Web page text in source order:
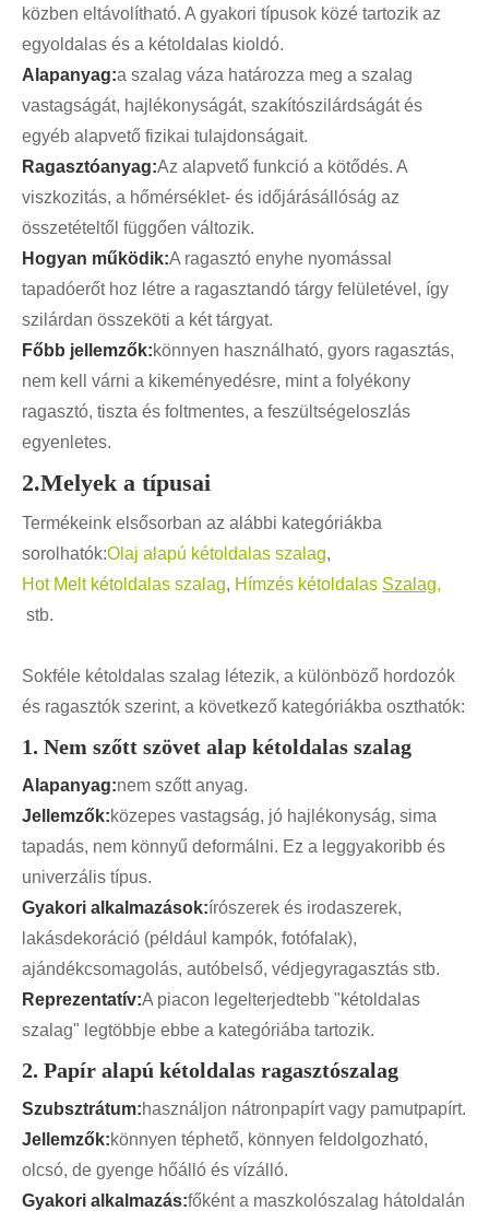
közben eltávolítható. A gyakori típusok közé tartozik az
egyoldalas és a kétoldalas kioldó.
Alapanyag:a szalag váza határozza meg a szalag
vastagságát, hajlékonyságát, szakítószilárdságát és
egyéb alapvető fizikai tulajdonságait.
Ragasztóanyag:Az alapvető funkció a kötődés. A
viszkozitás, a hőmérséklet- és időjárásállóság az
összetételtől függően változik.
Hogyan működik:A ragasztó enyhe nyomással
tapadóerőt hoz létre a ragasztandó tárgy felületével, így
szilárdan összeköti a két tárgyat.
Főbb jellemzők:könnyen használható, gyors ragasztás,
nem kell várni a kikeményedésre, mint a folyékony
ragasztó, tiszta és foltmentes, a feszültségeloszlás
egyenletes.
2.Melyek a típusai
Termékeink elsősorban az alábbi kategóriákba
sorolhatók:Olaj alapú kétoldalas szalag,
Hot Melt kétoldalas szalag, Hímzés kétoldalas Szalag,
stb.
Sokféle kétoldalas szalag létezik, a különböző hordozók
és ragasztók szerint, a következő kategóriákba oszthatók:
1. Nem szőtt szövet alap kétoldalas szalag
Alapanyag:nem szőtt anyag.
Jellemzők:közepes vastagság, jó hajlékonyság, sima
tapadás, nem könnyű deformálni. Ez a leggyakoribb és
univerzális típus.
Gyakori alkalmazások:írószerek és irodaszerek,
lakásdekoráció (például kampók, fotófalak),
ajándékcsomagolás, autóbelső, védjegyragasztás stb.
Reprezentatív:A piacon legelterjedtebb "kétoldalas
szalag" legtöbbje ebbe a kategóriába tartozik.
2. Papír alapú kétoldalas ragasztószalag
Szubsztrátum:használjon nátronpapírt vagy pamutpapírt.
Jellemzők:könnyen téphető, könnyen feldolgozható,
olcsó, de gyenge hőálló és vízálló.
Gyakori alkalmazás:főként a maszkolószalag hátoldalán